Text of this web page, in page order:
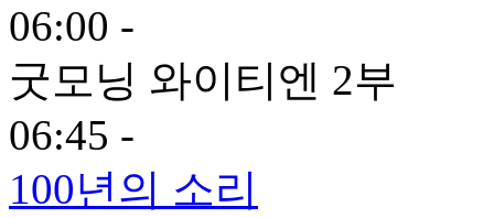
06:00 -
굿모닝 와이티엔 2부
06:45 -
100년의 소리